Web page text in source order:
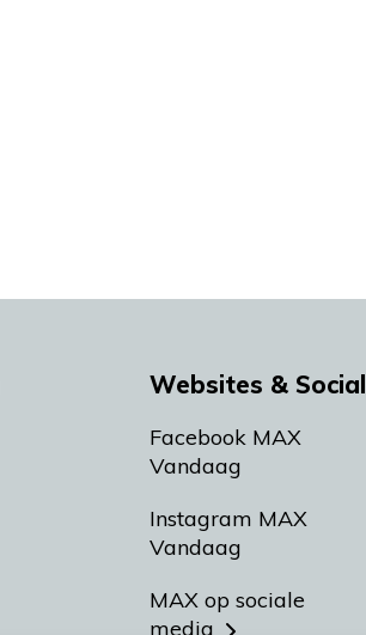
Websites & Social
Facebook MAX
Vandaag
Instagram MAX
Vandaag
MAX op sociale
media